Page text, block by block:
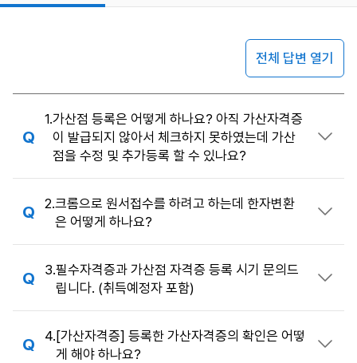
터
FAQ
전체 답변 열기
1.가산점 등록은 어떻게 하나요? 아직 가산자격증
이 발급되지 않아서 체크하지 못하였는데 가산
점을 수정 및 추가등록 할 수 있나요?
답변 열기
2.크롬으로 원서접수를 하려고 하는데 한자변환
은 어떻게 하나요?
3.필수자격증과 가산점 자격증 등록 시기 문의드
립니다. (취득예정자 포함)답변 열기
4. [가산자격증] 등록한 가산자격증의 확인은 어떻
게 해야 하나요?